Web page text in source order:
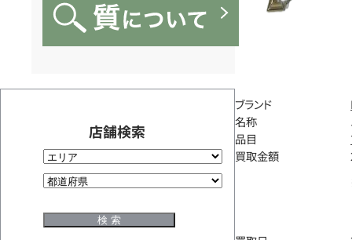
店舗検索
ブランド
名称
品目
買取金額